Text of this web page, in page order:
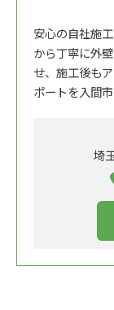
安心の自社施
から丁寧に外
せ、施工後も
ポートを入間
埼